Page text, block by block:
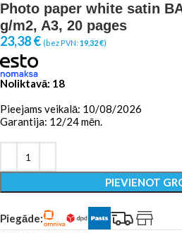
Photo paper white satin
g/m2, A3, 20 pages
23,38€ (bez PVN: 19,32€)
Noliktavā: 18
Pieejams veikalā: 10/08/2026
Garantija: 12/24 mēn.
PIEVIENOT
Piegāde: